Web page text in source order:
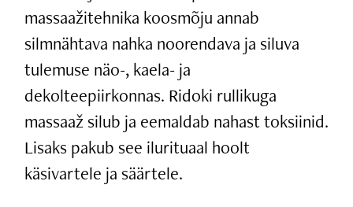
massaažitehnika koosmõju annab
silmnähtava nahka noorendava ja siluva
tulemuse näo-, kaela- ja
dekolteepiirkonnas. Ridoki rullikuga
massaaž silub ja eemaldab nahast toksiinid.
Lisaks pakub see ilurituaal hoolt
käsivartele ja säärtele.